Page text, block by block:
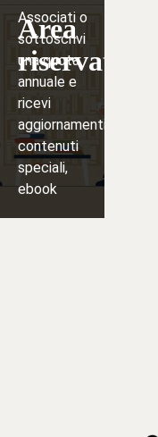
Area
riservata
Associati o
sottoscrivi
una quota
annuale e
ricevi
aggiornamenti,
contenuti
speciali,
ebook